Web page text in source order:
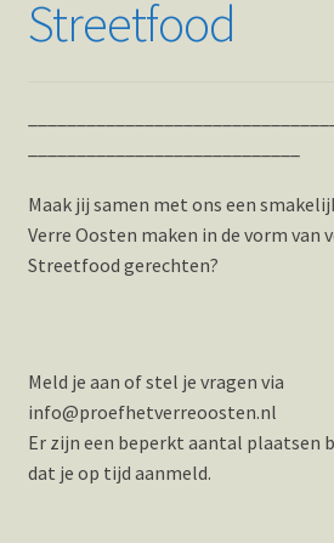
Streetfood
Maak jij samen met ons een
Verre Oosten maken in de vorm van
Streetfood gerechten?
Meld je aan of stel je vragen via
info@proefhetverreoosten.nl
Er zijn een beperkt aantal plaatsen
dat je op tijd aanmeld.